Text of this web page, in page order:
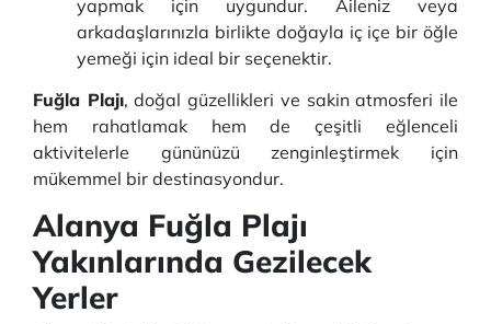
yapmak için uygundur. Aileniz veya
arkadaşlarınızla birlikte doğayla iç içe bir öğle
yemeği için ideal bir seçenektir.
Fuğla Plajı, doğal güzellikleri ve sakin atmosferi ile
hem rahatlamak hem de çeşitli eğlenceli
aktivitelerle gününüzü zenginleştirmek için
mükemmel bir destinasyondur.
Alanya Fuğla Plajı
Yakınlarında Gezilecek
Yerler